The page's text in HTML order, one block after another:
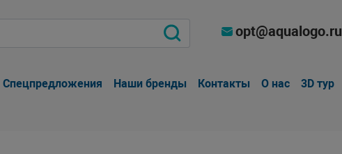
opt@aqualogo.ru
Спецпредложения Наши бренды Контакты О нас 3D тур